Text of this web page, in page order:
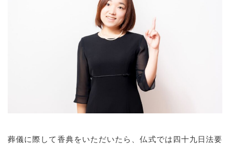
葬儀に際して香典をいただいたら、仏式では四十九日法要